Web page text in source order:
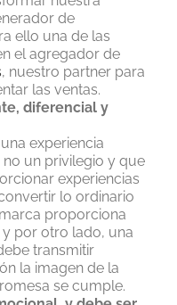
de
ello una de las
el agregador de
, nuestro partner para
las ventas.
diferencial y
experiencia
no un privilegio y que
experiencias
lo ordinario
proporciona
y por otro lado, una
transmitir
la imagen de la
se cumple.